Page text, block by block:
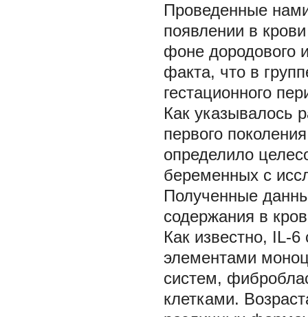
Проведенные
появлении в
фоне дородового
факта, что в
гестационного
Как указывалось
первого
определило
беременных с
Полученные
содержания в
Как известно, IL-
элементами
систем,
клетками.